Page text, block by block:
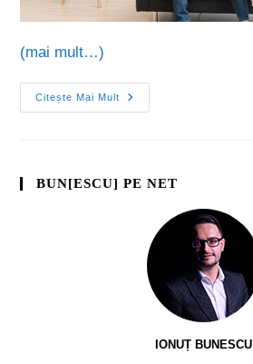
(mai mult…)
Citește Mai Mult
BUN[ESCU] PE NET
IONUȚ BUNESCU